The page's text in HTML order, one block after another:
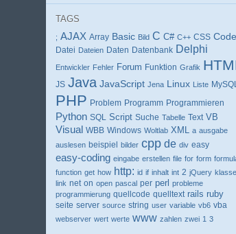
TAGS
; AJAX Array Basic Bild C C# C++ CSS Code
Datei Dateien Daten Datenbank Delphi
Entwickler Fehler Forum Funktion Grafik
JS Java JavaScript Jena Linux Liste
PHP Problem Programm Programmieren
Python SQL Script Suche Tabelle Text VB
Visual WBB Windows Woltlab XML a ausgabe
auslesen beispiel bilder cpp de div easy
easy-coding eingabe erstellen file for form
function get how http: id if inhalt int 2 jQuery klasse
link net on open pascal per perl
probleme
programmierung quellcode quelltext rails ruby
seite server source string user variable vb6 vba
webserver wert werte www zahlen zwei 1 3